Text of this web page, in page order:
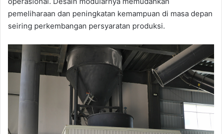
pemeliharaan dan peningkatan kemampuan di masa depan
seiring perkembangan persyaratan produksi.